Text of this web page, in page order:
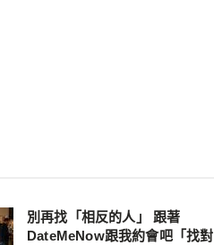
別再找「相反的人」 跟著
DateMeNow跟我約會吧「找對